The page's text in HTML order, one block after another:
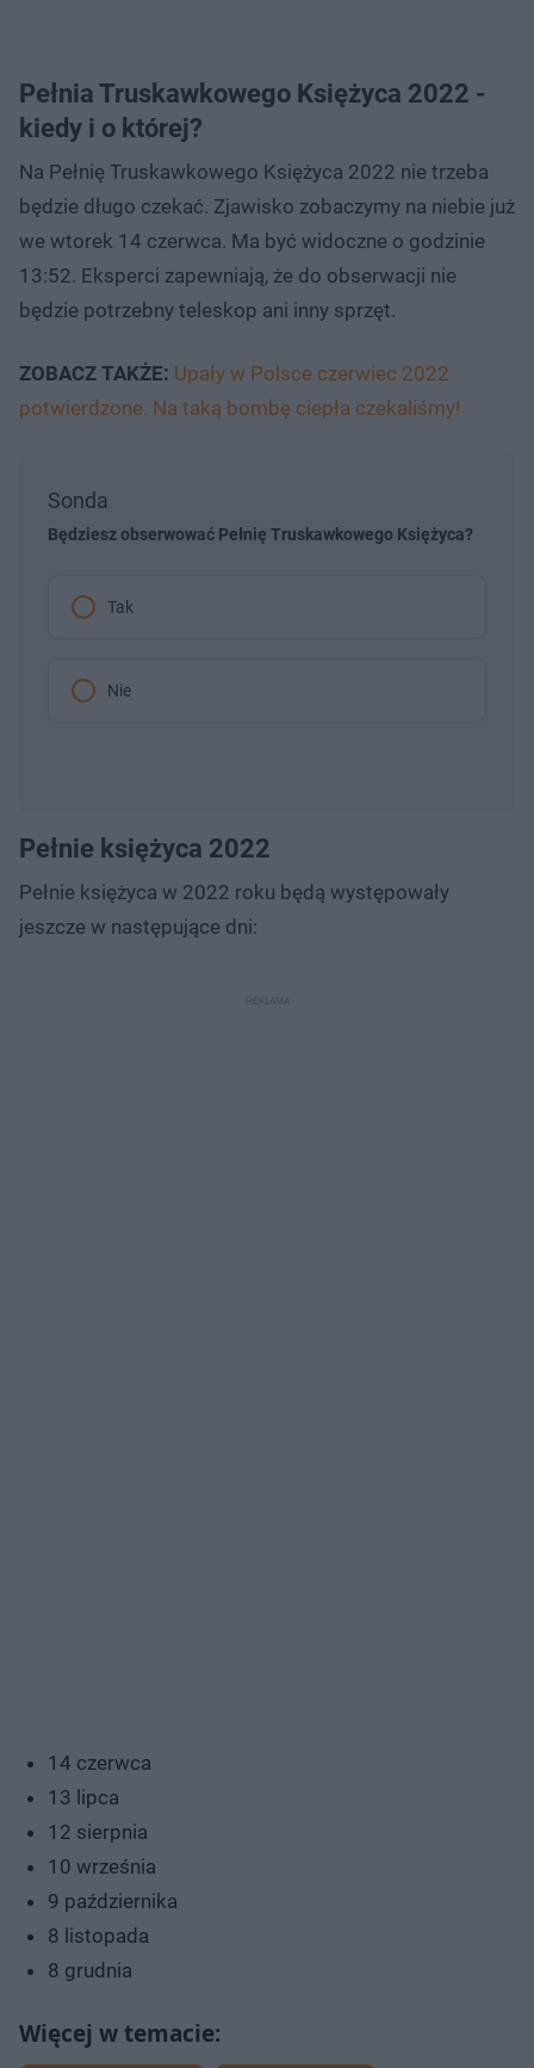
Pełnia Truskawkowego Księżyca 2022 -
kiedy i o której?
Na Pełnię Truskawkowego Księżyca 2022 nie trzeba
będzie długo czekać. Zjawisko zobaczymy na niebie już
we wtorek 14 czerwca. Ma być widoczne o godzinie
13:52. Eksperci zapewniają, że do obserwacji nie
będzie potrzebny teleskop ani inny sprzęt.
ZOBACZ TAKŻE: Upały w Polsce czerwiec 2022
potwierdzone. Na taką bombę ciepła czekaliśmy!
Sonda
Będziesz obserwować Pełnię Truskawkowego Księżyca?
Tak
Nie
Pełnie księżyca 2022
Pełnie księżyca w 2022 roku będą występowały
jeszcze w następujące dni:
14 czerwca
13 lipca
12 sierpnia
10 września
9 października
8 listopada
8 grudnia